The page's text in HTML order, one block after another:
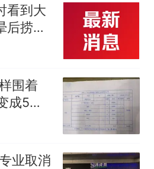
看到大
后捞
斤6
鱼块，
围着
成5万
做医美
业取消